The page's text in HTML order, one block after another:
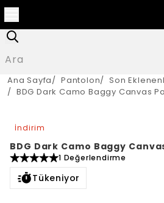
Ana Sayfa/ Pantolon/ Son
/ BDG Dark Camo Baggy Canvas
İndirim
BDG Dark Camo Baggy
1 Değerlendirme
Tükeniyor